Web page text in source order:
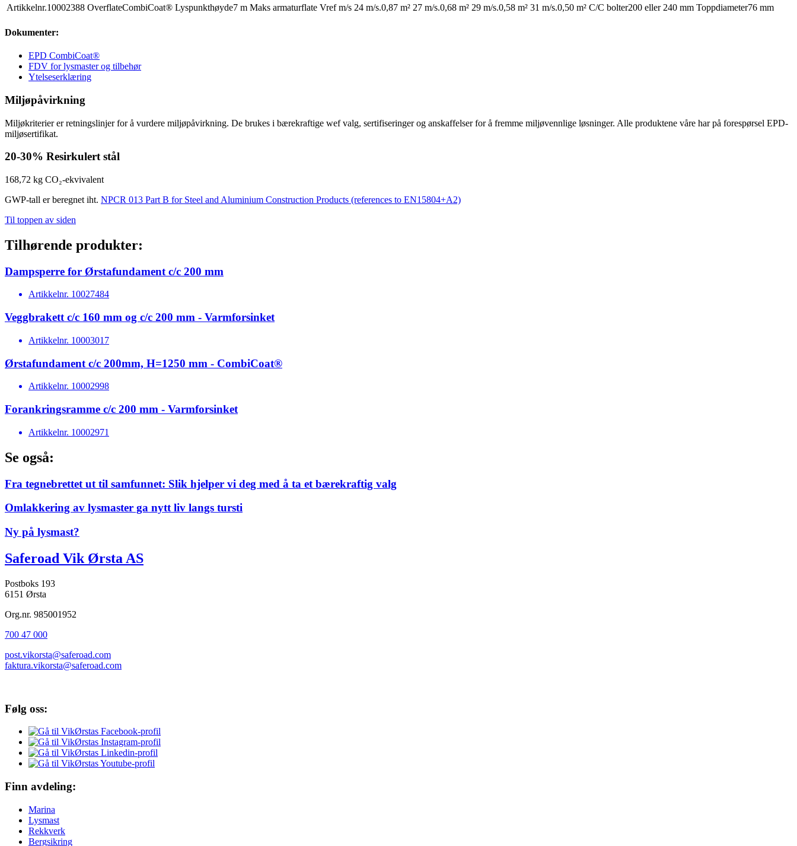
Artikkelnr.10002388 OverflateCombiCoat® Lyspunkthøyde7 m Maks armaturflate Vref m/s 24 m/s.0,87 m² 27 m/s.0,68 m² 29 m/s.0,58 m² 31 m/s.0,50 m² C/C bolter200 eller 240 mm Toppdiameter76 mm
Dokumenter:
EPD CombiCoat®
FDV for lysmaster og tilbehør
Ytelseserklæring
Miljøpåvirkning
Miljøkriterier er retningslinjer for å vurdere miljøpåvirkning. De brukes i bærekraftige wef valg, sertifiseringer og anskaffelser for å fremme miljøvennlige løsninger. Alle produktene våre har på forespørsel EPD-
miljøsertifikat.
20-30% Resirkulert stål
168,72 kg CO₂-ekvivalent
GWP-tall er beregnet iht. NPCR 013 Part B for Steel and Aluminium Construction Products (references to EN15804+A2)
Til toppen av siden
Tilhørende produkter:
Dampsperre for Ørstafundament c/c 200 mm
Artikkelnr. 10027484
Veggbrakett c/c 160 mm og c/c 200 mm - Varmforsinket
Artikkelnr. 10003017
Ørstafundament c/c 200mm, H=1250 mm - CombiCoat®
Artikkelnr. 10002998
Forankringsramme c/c 200 mm - Varmforsinket
Artikkelnr. 10002971
Se også:
Fra tegnebrettet ut til samfunnet: Slik hjelper vi deg med å ta et bærekraftig valg
Omlakkering av lysmaster ga nytt liv langs tursti
Ny på lysmast?
Saferoad Vik Ørsta AS
Postboks 193
6151 Ørsta
Org.nr. 985001952
700 47 000
post.vikorsta@saferoad.com
faktura.vikorsta@saferoad.com
Følg oss:
Finn avdeling:
Marina
Lysmast
Rekkverk
Bergsikring